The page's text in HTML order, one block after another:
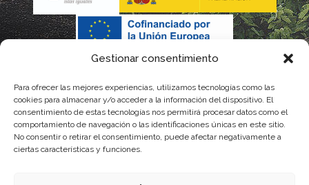
Gestionar consentimiento
Para ofrecer las mejores experiencias, utilizamos tecnologías como las
cookies para almacenar y/o acceder a la información del dispositivo. El
consentimiento de estas tecnologías nos permitirá procesar datos como el
comportamiento de navegación o las identificaciones únicas en este sitio.
No consentir o retirar el consentimiento, puede afectar negativamente a
ciertas características y funciones.
La gestión de la DOP Lanzarote realizada por este Consejo Regulador es financiada,